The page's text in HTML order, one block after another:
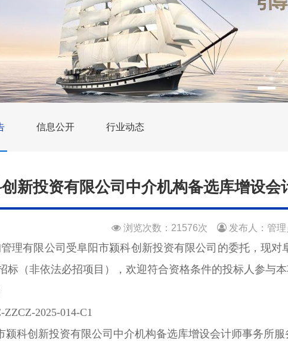
信息公开 行业动态
新投资有限公司中介机构备选库增设
浏览次数：21576次 发布人：管理
理有限公司受阜阳市颍科创新投资有限公司的委托，现
标（非依法必招项目），欢迎符合资格条件的投标人参与本
ZZCZ-2025-014-C1
颍科创新投资有限公司中介机构备选库增设会计师事务